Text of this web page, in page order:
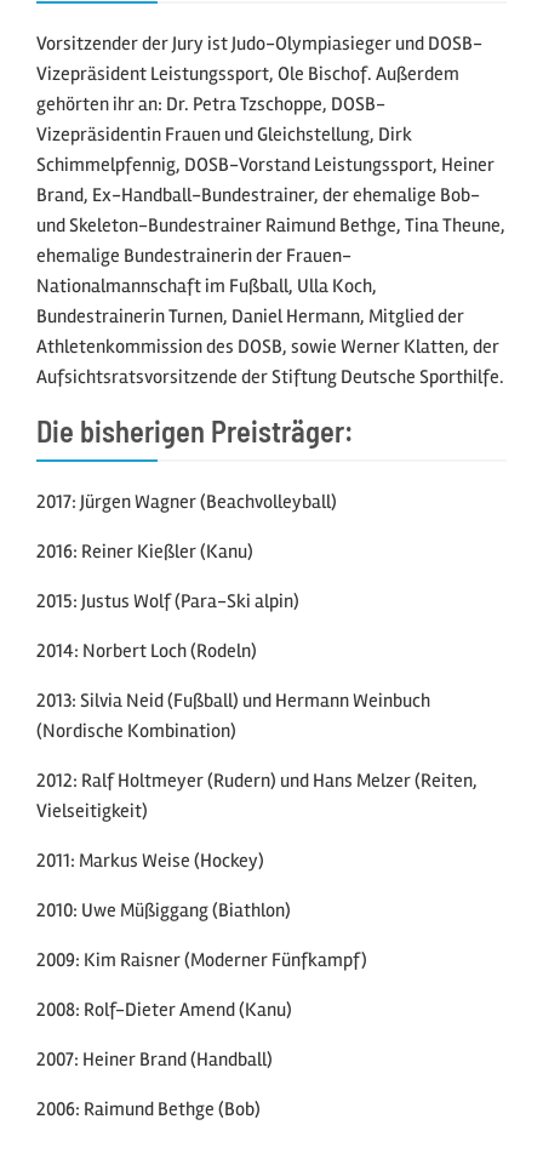
Vorsitzender der Jury ist Judo-Olympiasieger und DOSB-
Vizepräsident Leistungssport, Ole Bischof. Außerdem
gehörten ihr an: Dr. Petra Tzschoppe, DOSB-
Vizepräsidentin Frauen und Gleichstellung, Dirk
Schimmelpfennig, DOSB-Vorstand Leistungssport, Heiner
Brand, Ex-Handball-Bundestrainer, der ehemalige Bob-
und Skeleton-Bundestrainer Raimund Bethge, Tina Theune,
ehemalige Bundestrainerin der Frauen-
Nationalmannschaft im Fußball, Ulla Koch,
Bundestrainerin Turnen, Daniel Hermann, Mitglied der
Athletenkommission des DOSB, sowie Werner Klatten, der
Aufsichtsratsvorsitzende der Stiftung Deutsche Sporthilfe.
Die bisherigen Preisträger:
2017: Jürgen Wagner (Beachvolleyball)
2016: Reiner Kießler (Kanu)
2015: Justus Wolf (Para-Ski alpin)
2014: Norbert Loch (Rodeln)
2013: Silvia Neid (Fußball) und Hermann Weinbuch
(Nordische Kombination)
2012: Ralf Holtmeyer (Rudern) und Hans Melzer (Reiten,
Vielseitigkeit)
2011: Markus Weise (Hockey)
2010: Uwe Müßiggang (Biathlon)
2009: Kim Raisner (Moderner Fünfkampf)
2008: Rolf-Dieter Amend (Kanu)
2007: Heiner Brand (Handball)
2006: Raimund Bethge (Bob)